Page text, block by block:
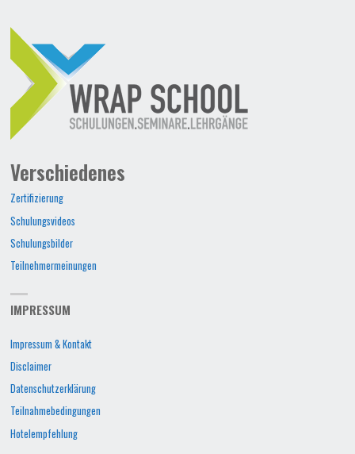
Verschiedenes
Zertifizierung
Schulungsvideos
Schulungsbilder
Teilnehmermeinungen
IMPRESSUM
Impressum & Kontakt
Disclaimer
Datenschutzerklärung
Teilnahmebedingungen
Hotelempfehlung